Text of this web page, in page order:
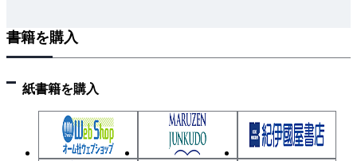
第8章 X線撮影機器学
第9章 X線撮影技術学
第10章 画像工学
第Ⅲ部 出題年別問題（～令和6年）
書籍を購入
紙書籍を購入